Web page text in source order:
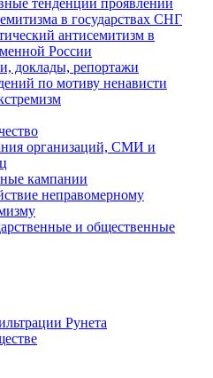
тенденции проявлений
в государствах СНГ
антисемитизм в
России
доклады, репортажи
по мотиву ненависти
организаций, СМИ и
кампании
неправомерному
и общественные
Рунета